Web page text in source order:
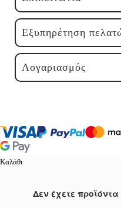
Εξυπηρέτηση
Λογαριασμός
Καλάθι
Δεν έχετε